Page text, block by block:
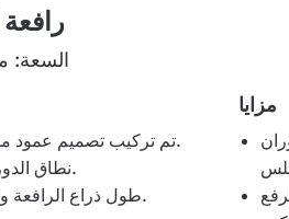
رافعة
السعة: من 0.25 طن إلى
تم تركيب تصميم عمود مستقل على أساس خرساني.
نطاق الدوران 180 درجة - 360 درجة.
طول ذراع الرافعة وقدرة الرفع قابلة للتخصيص.
مزايا